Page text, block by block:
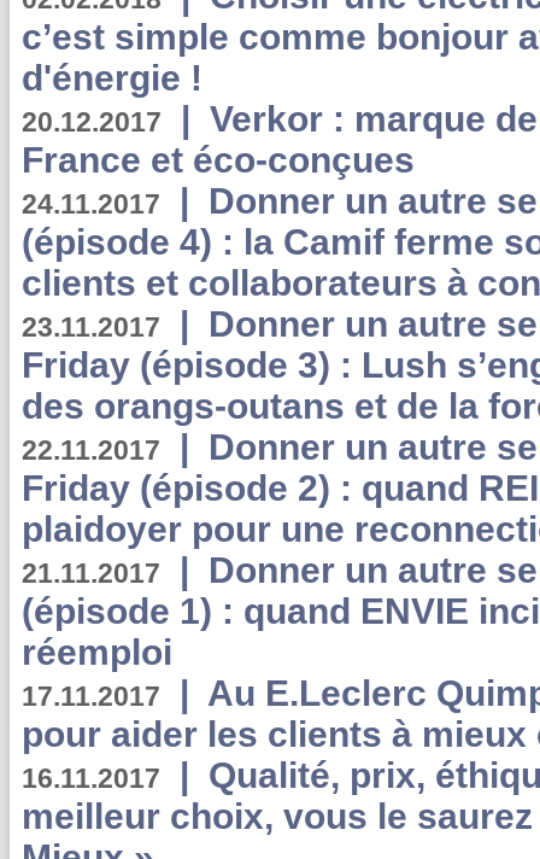
c’est simple comme bonjour
d'énergie !
20.12.2017 | Verkor : marque
France et éco-conçues
24.11.2017 | Donner un autre
(épisode 4) : la Camif ferme
clients et collaborateurs à
23.11.2017 | Donner un autre
Friday (épisode 3) : Lush
des orangs-outans et de la
22.11.2017 | Donner un autre
Friday (épisode 2) : quand
plaidoyer pour une
21.11.2017 | Donner un autre
(épisode 1) : quand ENVIE
réemploi
17.11.2017 | Au E.Leclerc
pour aider les clients à
16.11.2017 | Qualité, prix,
meilleur choix, vous le